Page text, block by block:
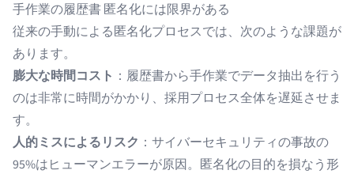
手作業の履歴書 匿名化には限界がある
従来の手動による匿名化プロセスでは、次のような課題が
あります。
膨大な時間コスト ： 履歴書から手作業でデータ抽出を行う
のは非常に時間がかかり、採用プロセス全体を遅延させま
す。
人的ミスによるリスク ：サイバーセキュリティの事故の
95%はヒューマンエラーが原因。匿名化の目的を損なう形